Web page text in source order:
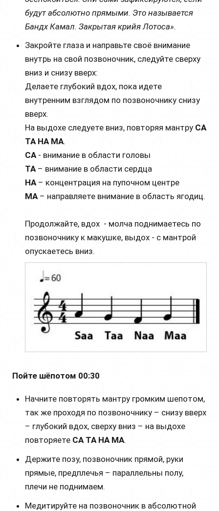
будут абсолютно прямыми. Это называется
Бандх Камал. Закрытая крийя Лотоса».
Закройте глаза и направьте своё внимание
внутрь на свой позвоночник, следуйте сверху
вниз и снизу вверх:
Делаете глубокий вдох, пока идете
внутренним взглядом по позвоночнику снизу
вверх.
На выдохе следуете вниз, повторяя мантру СА
ТА НА МА.
СА - внимание в области головы
ТА– внимание в области сердца
НА– концентрация на пупочном центре
МА– направляете внимание в область ягодиц.
Продолжайте, вдох - молча поднимаетесь по
позвоночнику к макушке, выдох - с мантрой
опускаетесь вниз.
Пойте шёпотом 00:30
Начните повторять мантру громким шепотом,
так же проходя по позвоночнику – снизу вверх
– глубокий вдох, сверху вниз – на выдохе
повторяетеСА ТА НА МА.
Держите позу, позвоночник прямой, руки
прямые, предплечья – параллельны полу,
плечи не поднимаем.
Медитируйте на позвоночник в абсолютной